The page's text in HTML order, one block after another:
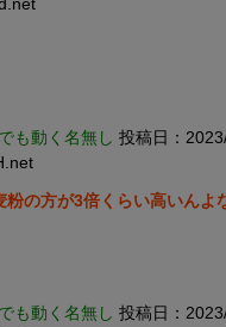
も動く名無し 投稿日：
粉の方が3倍くらい高いんよ
も動く名無し 投稿日：